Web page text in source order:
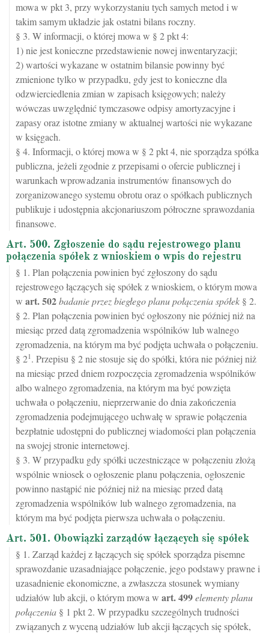
mowa w pkt 3, przy wykorzystaniu tych samych metod i w
takim samym układzie jak ostatni bilans roczny.
§ 3. W informacji, o której mowa w § 2 pkt 4:
1) nie jest konieczne przedstawienie nowej inwentaryzacji;
2) wartości wykazane w ostatnim bilansie powinny być
zmienione tylko w przypadku, gdy jest to konieczne dla
odzwierciedlenia zmian w zapisach księgowych; należy
wówczas uwzględnić tymczasowe odpisy amortyzacyjne i
zapasy oraz istotne zmiany w aktualnej wartości nie wykazane
w księgach.
§ 4. Informacji, o której mowa w § 2 pkt 4, nie sporządza spółka
publiczna, jeżeli zgodnie z przepisami o ofercie publicznej i
warunkach wprowadzania instrumentów finansowych do
zorganizowanego systemu obrotu oraz o spółkach publicznych
publikuje i udostępnia akcjonariuszom półroczne sprawozdania
finansowe.
Art. 500. Zgłoszenie do sądu rejestrowego planu
połączenia spółek z wnioskiem o wpis do rejestru
§ 1. Plan połączenia powinien być zgłoszony do sądu
rejestrowego łączących się spółek z wnioskiem, o którym mowa
w art.502badanie przez biegłego planu połączenia spółek § 2.
§ 2. Plan połączenia powinien być ogłoszony nie później niż na
miesiąc przed datą zgromadzenia wspólników lub walnego
zgromadzenia, na którym ma być podjęta uchwała o połączeniu.
§ 21. Przepisu § 2 nie stosuje się do spółki, która nie później niż
na miesiąc przed dniem rozpoczęcia zgromadzenia wspólników
albo walnego zgromadzenia, na którym ma być powzięta
uchwała o połączeniu, nieprzerwanie do dnia zakończenia
zgromadzenia podejmującego uchwałę w sprawie połączenia
bezpłatnie udostępni do publicznej wiadomości plan połączenia
na swojej stronie internetowej.
§ 3. W przypadku gdy spółki uczestniczące w połączeniu złożą
wspólnie wniosek o ogłoszenie planu połączenia, ogłoszenie
powinno nastąpić nie później niż na miesiąc przed datą
zgromadzenia wspólników lub walnego zgromadzenia, na
którym ma być podjęta pierwsza uchwała o połączeniu.
Art. 501. Obowiązki zarządów łączących się spółek
§ 1. Zarząd każdej z łączących się spółek sporządza pisemne
sprawozdanie uzasadniające połączenie, jego podstawy prawne i
uzasadnienie ekonomiczne, a zwłaszcza stosunek wymiany
udziałów lub akcji, o którym mowa w art.499elementy planu
połączenia § 1 pkt 2. W przypadku szczególnych trudności
związanych z wyceną udziałów lub akcji łączących się spółek,